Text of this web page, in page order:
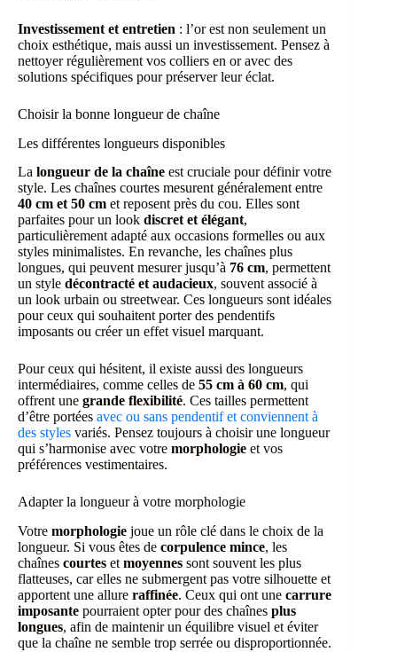
Investissement et entretien : l’or est non seulement un
choix esthétique, mais aussi un investissement. Pensez à
nettoyer régulièrement vos colliers en or avec des
solutions spécifiques pour préserver leur éclat.
Choisir la bonne longueur de chaîne
Les différentes longueurs disponibles
La longueur de la chaîne est cruciale pour définir votre
style. Les chaînes courtes mesurent généralement entre
40 cm et 50 cm et reposent près du cou. Elles sont
parfaites pour un look discret et élégant,
particulièrement adapté aux occasions formelles ou aux
styles minimalistes. En revanche, les chaînes plus
longues, qui peuvent mesurer jusqu’à 76 cm, permettent
un style décontracté et audacieux, souvent associé à
un look urbain ou streetwear. Ces longueurs sont idéales
pour ceux qui souhaitent porter des pendentifs
imposants ou créer un effet visuel marquant.
Pour ceux qui hésitent, il existe aussi des longueurs
intermédiaires, comme celles de 55 cm à 60 cm, qui
offrent une grande flexibilité. Ces tailles permettent
d’être portées avec ou sans pendentif et conviennent à
des styles variés. Pensez toujours à choisir une longueur
qui s’harmonise avec votre morphologie et vos
préférences vestimentaires.
Adapter la longueur à votre morphologie
Votre morphologie joue un rôle clé dans le choix de la
longueur. Si vous êtes de corpulence mince, les
chaînes courtes et moyennes sont souvent les plus
flatteuses, car elles ne submergent pas votre silhouette et
apportent une allure raffinée. Ceux qui ont une carrure
imposante pourraient opter pour des chaînes plus
longues, afin de maintenir un équilibre visuel et éviter
que la chaîne ne semble trop serrée ou disproportionnée.